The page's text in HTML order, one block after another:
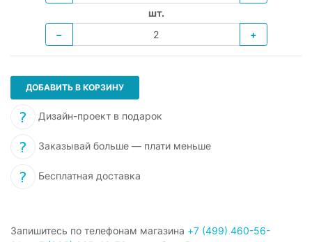
шт.
−
+
ДОБАВИТЬ В КОРЗИНУ
Дизайн-проект в подарок
Заказывай больше — плати меньше
Бесплатная доставка
Запишитесь по телефонам магазина +7 (499) 460-56-